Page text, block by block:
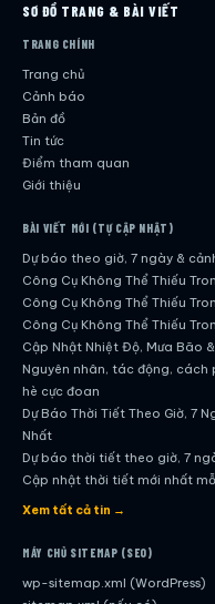
SƠ ĐỒ TRANG & BÀI VIẾT
TRANG CHÍNH
Trang chủ
Cảnh báo
Bản đồ
Tin tức
Điểm tham quan
Giới thiệu
BÀI VIẾT MỚI (TỰ CẬP NHẬT)
Dự báo theo giờ, 7 ngày &
Công Cụ Không Thể Thiếu
Công Cụ Không Thể Thiếu
Công Cụ Không Thể Thiếu
Cập Nhật Nhiệt Độ, Mưa Bão
Nguyên nhân, tác động,
hè cực đoan
Dự Báo Thời Tiết Theo Giờ, 7
Nhất
Dự báo thời tiết theo giờ, 7
Cập nhật thời tiết mới nhất
Hướng dẫn đầy đủ về dự báo
Dự Báo Thời Tiết Theo Giờ, 7
Công Cụ Không Thể Thiếu
Xem tất cả tin →
MÁY CHỦ SITEMAP (SEO)
wp-sitemap.xml (WordPress)